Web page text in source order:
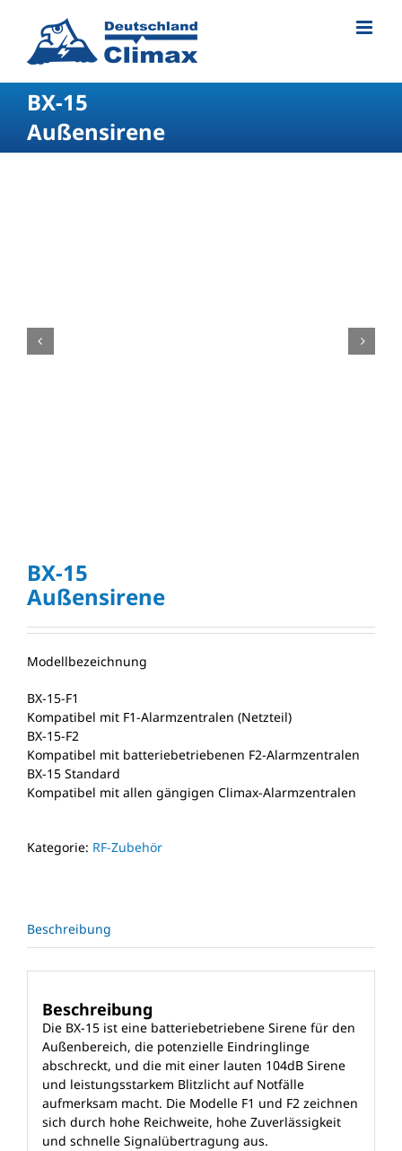
BX-15
Außensirene
BX-15
Außensirene
Modellbezeichnung
BX-15-F1
Kompatibel mit F1-Alarmzentralen (Netzteil)
BX-15-F2
Kompatibel mit batteriebetriebenen F2-Alarmzentralen
BX-15 Standard
Kompatibel mit allen gängigen Climax-Alarmzentralen
Kategorie: RF-Zubehör
Beschreibung
Beschreibung
Die BX-15 ist eine batteriebetriebene Sirene für den
Außenbereich, die potenzielle Eindringlinge
abschreckt, und die mit einer lauten 104dB Sirene
und leistungsstarkem Blitzlicht auf Notfälle
aufmerksam macht. Die Modelle F1 und F2 zeichnen
sich durch hohe Reichweite, hohe Zuverlässigkeit
und schnelle Signalübertragung aus.